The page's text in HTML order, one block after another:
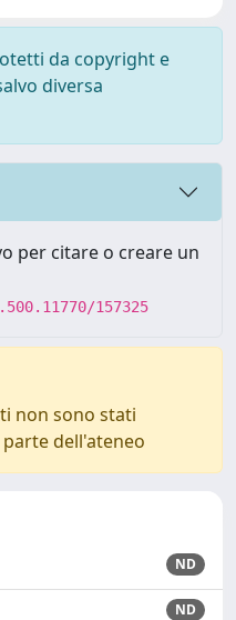
da copyright e
diversa
per citare o creare un
157325
non sono stati
dell'ateneo
ND
ND